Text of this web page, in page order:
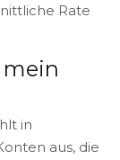
Rate
mein
in
aus, die